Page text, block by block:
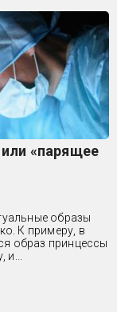
«парящее
образы
К примеру, в
образ принцессы